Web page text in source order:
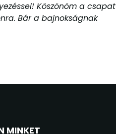
Köszönöm a csapat
Bár a bajnokságnak
MINKET